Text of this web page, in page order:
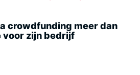
crowdfunding meer dan
zijn bedrijf